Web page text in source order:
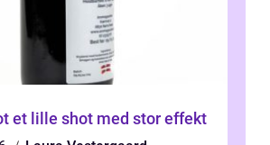
Aronia shot et lille shot med stor effekt